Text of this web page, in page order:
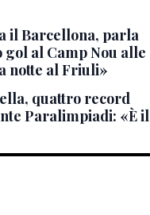
il Barcellona, parla
al Camp Nou alle
notte al Friuli»
quattro record
Paralimpiadi: «È il